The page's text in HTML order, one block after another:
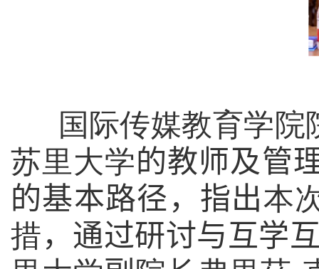
国际传媒教育学院
苏里大学的教师及管
的基本路径，指出本
措， 通过研讨与互学